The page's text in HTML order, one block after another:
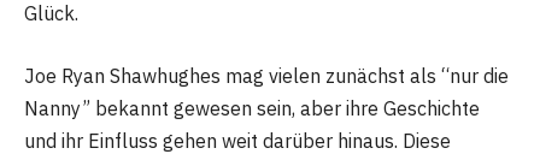
Glück.
Joe Ryan Shawhughes mag vielen zunächst als “nur die
Nanny” bekannt gewesen sein, aber ihre Geschichte
und ihr Einfluss gehen weit darüber hinaus. Diese